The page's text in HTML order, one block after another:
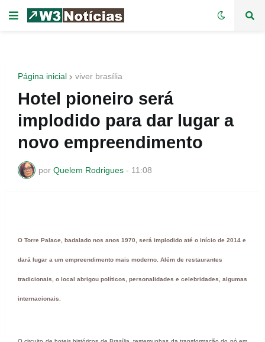
Página inicial viver brasília
Hotel pioneiro será
implodido para dar lugar a
novo empreendimento
por Quelem Rodrigues - 11:08
O Torre Palace, badalado nos anos 1970, será implodido até o início de 2014 e
dará lugar a um empreendimento mais moderno. Além de restaurantes
tradicionais, o local abrigou políticos, personalidades e celebridades, algumas
internacionais.